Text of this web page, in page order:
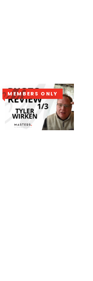
MEMBERS ONLY